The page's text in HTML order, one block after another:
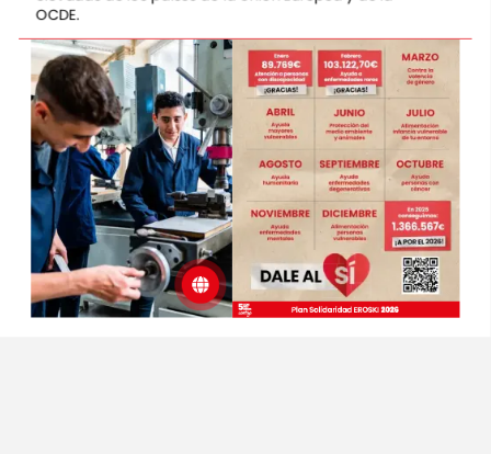
OCDE.
EnEROSKIsabemosque,sinapoyo,amuchos
jóveneslesresulta difícil alcanzarsusmetas.Por
eso, atravésde nuestro Plan deSolidaridad,este
mes
colaboramosconlaAsociaciónClaretiana
paraelDesarrolloHumanoSortarazi,
Fundación
Adsis,AldeasInfantilesSOSGaliciayCruzRojapara
impulsarproyectosqueayudenaimplementar
programaseducativosinclusivosque facilitena los
jóveneselaccesoalmercado laboral.
FundaciónAdsis
A través del proyectoFormacióne inserción
laboral de jóvenessin oportunidades en España, la
FundaciónAdsis dotaa los jóvenesde entre16y 30
años de las competencias técnicasque precisan